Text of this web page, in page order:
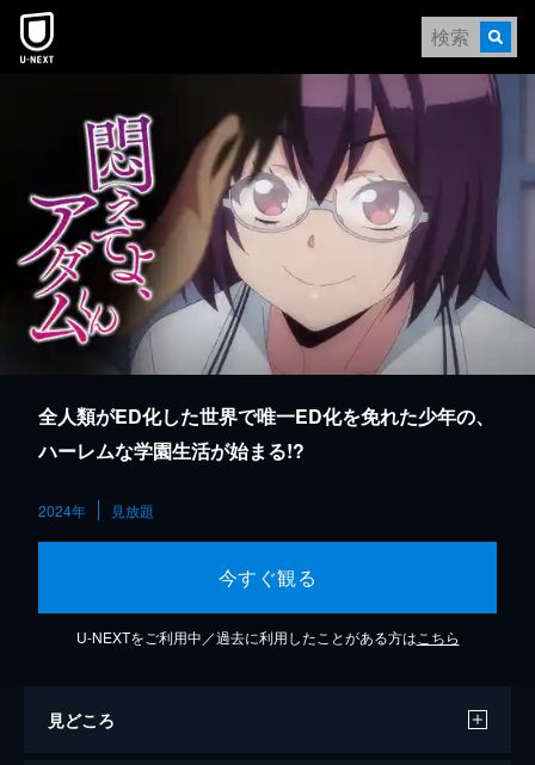
本文へスキップ
全人類がED化した世界で唯一ED化を免れた少年の、
ハーレムな学園生活が始まる!?
2024年 見放題
今すぐ観る
U-NEXTをご利用中／過去に利用したことがある方は こちら
見どころ